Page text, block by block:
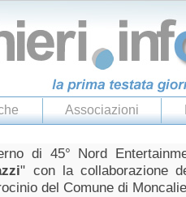
Associazioni
di 45° Nord
" con la collaborazione
del Comune di